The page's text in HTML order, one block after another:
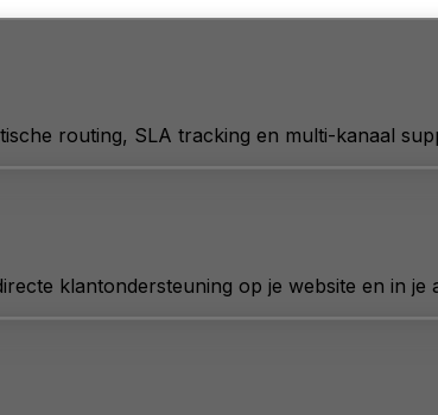
routing, SLA tracking en multi-kanaal
klantondersteuning op je website en in je